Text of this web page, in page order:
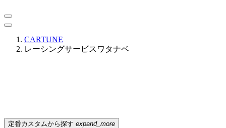
CARTUNE
レーシングサービスワタナベ
定番カスタムから探す expand_more